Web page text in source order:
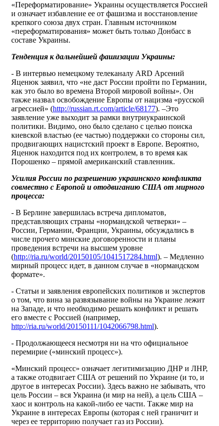
«Переформатирование» Украины осуществляется Россией
и означает избавление ее от фашизма и восстановление
крепкого союза двух стран. Главным источником
«переформатирования» может быть только Донбасс в
составе Украины.
Тенденция к дальнейшей фашизации Украины:
- В интервью немецкому телеканалу ARD Арсений
Яценюк заявил, что «не даст России пройти по Германии,
как это было во времена Второй мировой войны». Он
также назвал освобождение Европы от нацизма «русской
агрессией» (http://russian.rt.com/article/68177). –Это
заявление уже выходит за рамки внутриукраинской
политики. Видимо, оно было сделано с целью поиска
киевской властью (ее частью) поддержки со стороны сил,
продвигающих нацистский проект в Европе. Вероятно,
Яценюк находится под их контролем, в то время как
Порошенко – прямой американский ставленник.
Усилия России по разрешению украинского конфликта
совместно с Европой и отодвиганию США от мирного
процесса:
- В Берлине завершилась встреча дипломатов,
представляющих страны «нормандской четверки» –
России, Германии, Франции, Украины, обсуждались в
числе прочего минские договоренности и планы
проведения встречи на высшем уровне
(http://ria.ru/world/20150105/1041517284.html). – Медленно
мирный процесс идет, в данном случае в «нормандском
формате».
- Статьи и заявления европейских политиков и экспертов
о том, что вина за развязывание войны на Украине лежит
на Западе, и что необходимо решать конфликт и решать
его вместе с Россией (например,
http://ria.ru/world/20150111/1042066798.html).
- Продолжающееся несмотря ни на что официальное
перемирие («минский процесс»).
«Минский процесс» означает легитимизацию ДНР и ЛНР,
а также отодвигает США от решений по Украине (и то, и
другое в интересах России). Здесь важно не забывать, что
цель России – вся Украина (и мир на ней), а цель США –
хаос и контроль на какой-либо ее части. Также мир на
Украине в интересах Европы (которая с ней граничит и
через ее территорию получает газ из России).